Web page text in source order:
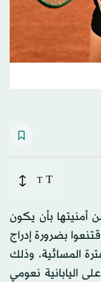
T
T
أمنيتها بأن يكون
بضرورة إدراج
المسائية، وذلك
اليابانية نعومي